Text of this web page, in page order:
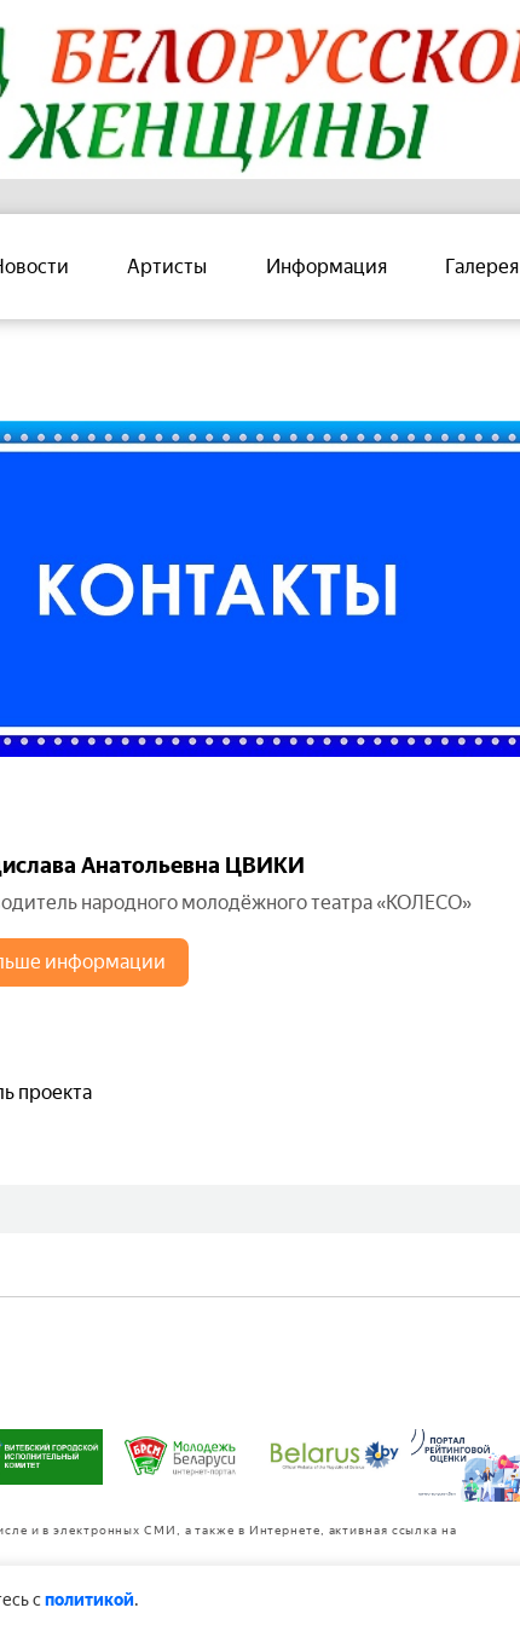
Артисты Информация Галерея
Анатольевна ЦВИКИ
народного молодёжного театра «КОЛЕСО»
информации
проекта
сполитикой.
и в электронных СМИ, а также в Интернете, активная ссылка на